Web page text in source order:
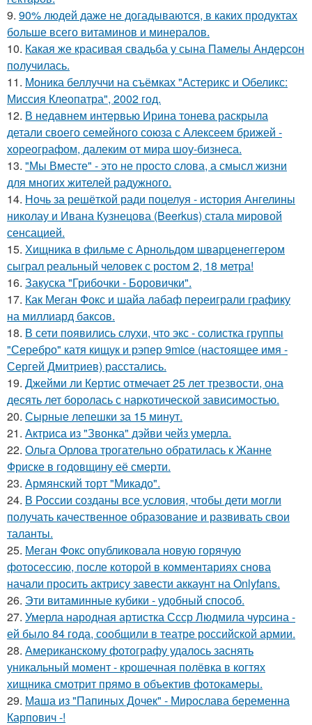
9. 90% людей даже не догадываются, в каких продуктах
больше всего витаминов и минералов.
10. Какая же красивая свадьба у сына Памелы Андерсон
получилась.
11. Моника беллуччи на съёмках "Астерикс и Обеликс:
Миссия Клеопатра", 2002 год.
12. В недавнем интервью Ирина тонева раскрыла
детали своего семейного союза с Алексеем брижей -
хореографом, далеким от мира шоу-бизнеса.
13. "Мы Вместе" - это не просто слова, а смысл жизни
для многих жителей радужного.
14. Ночь за решёткой ради поцелуя - история Ангелины
николау и Ивана Кузнецова (Beerkus) стала мировой
сенсацией.
15. Хищника в фильме с Арнольдом шварценеггером
сыграл реальный человек с ростом 2, 18 метра!
16. Закуска "Грибочки - Боровички".
17. Как Меган Фокс и шайа лабаф переиграли графику
на миллиард баксов.
18. В сети появились слухи, что экс - солистка группы
"Серебро" катя кищук и рэпер 9mice (настоящее имя -
Сергей Дмитриев) расстались.
19. Джейми ли Кертис отмечает 25 лет трезвости, она
десять лет боролась с наркотической зависимостью.
20. Сырные лепешки за 15 минут.
21. Актриса из "Звонка" дэйви чейз умерла.
22. Ольга Орлова трогательно обратилась к Жанне
Фриске в годовщину её смерти.
23. Армянский торт "Микадо".
24. В России созданы все условия, чтобы дети могли
получать качественное образование и развивать свои
таланты.
25. Меган Фокс опубликовала новую горячую
фотосессию, после которой в комментариях снова
начали просить актрису завести аккаунт на Onlyfans.
26. Эти витаминные кубики - удобный способ.
27. Умерла народная артистка Ссср Людмила чурсина -
ей было 84 года, сообщили в театре российской армии.
28. Американскому фотографу удалось заснять
уникальный момент - крошечная полёвка в когтях
хищника смотрит прямо в объектив фотокамеры.
29. Маша из "Папиных Дочек" - Мирослава беременна
Карпович -!